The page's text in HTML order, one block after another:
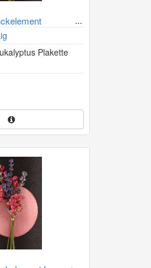
Kupfer
Plakette